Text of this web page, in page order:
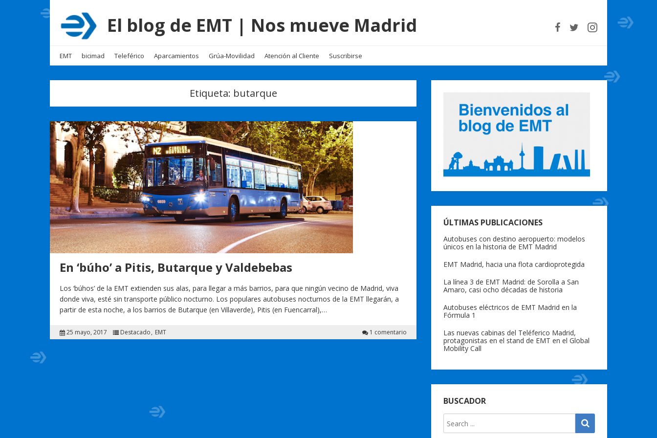
El blog de EMT | Nos mueve Madrid
EMT bicimad Teleférico Aparcamientos Grúa-Movilidad Atención al Cliente Suscribirse
Etiqueta: butarque
En ‘búho’ a Pitis, Butarque y Valdebebas
Los ‘búhos’ de la EMT extienden sus alas, para llegar a más barrios, para que ningún vecino de Madrid, viva
donde viva, esté sin transporte público nocturno. Los populares autobuses nocturnos de la EMT llegarán, a
partir de esta noche, a los barrios de Butarque (en Villaverde), Pitis (en Fuencarral),…
25 mayo, 2017 Destacado EMT 1 comentario
ÚLTIMAS PUBLICACIONES
Autobuses con destino aeropuerto: modelos
únicos en la historia de EMT Madrid
EMT Madrid, hacia una flota cardioprotegida
La línea 3 de EMT Madrid: de Sorolla a San
Amaro, casi ocho décadas de historia
Autobuses eléctricos de EMT Madrid en la
Fórmula 1
Las nuevas cabinas del Teléferico Madrid,
protagonistas en el stand de EMT en el Global
Mobility Call
BUSCADOR